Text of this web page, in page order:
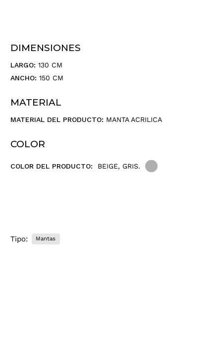
DIMENSIONES
LARGO: 130 CM
ANCHO: 150 CM
MATERIAL
MATERIAL DEL PRODUCTO: MANTA ACRILICA
COLOR
COLOR DEL PRODUCTO: BEIGE, GRIS.
Tipo: Mantas